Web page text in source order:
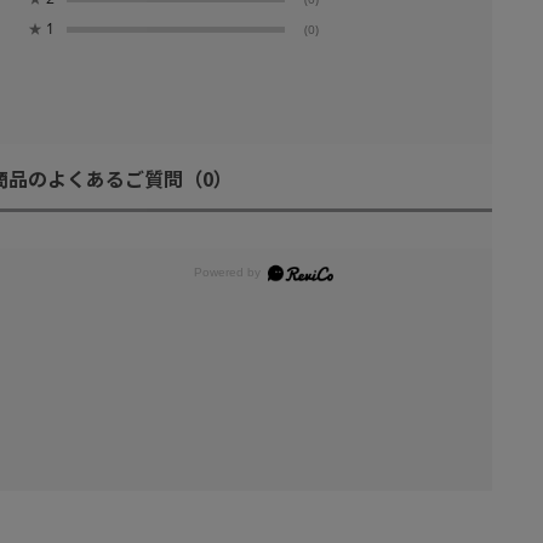
★ 1 (0)
品のよくあるご質問 （0）